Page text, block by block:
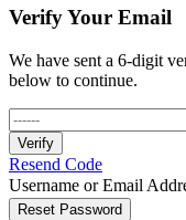
Verify Your Email
We have sent a 6-digit
below to continue.
Verify
Resend Code
Username or Email
Reset Password